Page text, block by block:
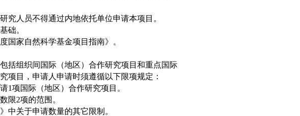
究人员不得通过内地依托单位申请本项目。
础。
国家自然科学基金项目指南》。
括组织间国际（地区）合作研究项目和重点国际
项目，申请人申请时须遵循以下限项规定：
1项国际（地区）合作研究项目。
限2项的范围。
中关于申请数量的其它限制。